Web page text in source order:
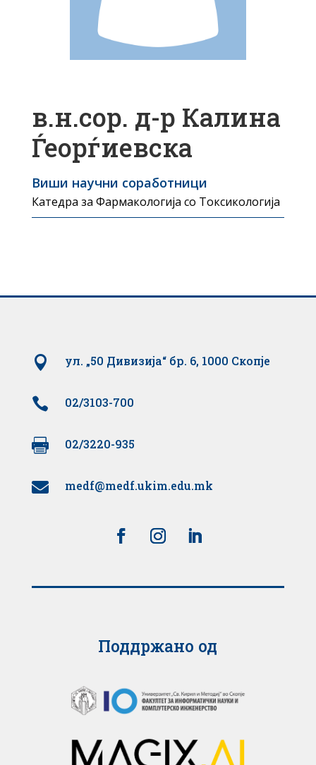
в.н.сор. д-р Калина
Ѓеорѓиевска
Виши научни соработници
Катедра за Фармакологија со Токсикологија
 ул. „50 Дивизија“ бр. 6, 1000 Скопје
 02/3103-700
 02/3220-935
 medf@medf.ukim.edu.mk
Поддржано од